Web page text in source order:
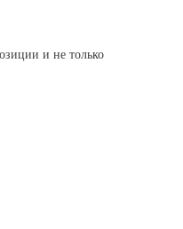
и не только